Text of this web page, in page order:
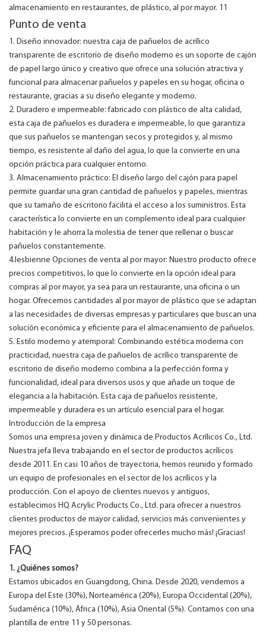
Punto de venta
1. Diseño innovador: nuestra caja de pañuelos de acrílico
transparente de escritorio de diseño moderno es un soporte de cajón
de papel largo único y creativo que ofrece una solución atractiva y
funcional para almacenar pañuelos y papeles en su hogar, oficina o
restaurante, gracias a su diseño elegante y moderno.
2. Duradero e impermeable: fabricado con plástico de alta calidad,
esta caja de pañuelos es duradera e impermeable, lo que garantiza
que sus pañuelos se mantengan secos y protegidos y, al mismo
tiempo, es resistente al daño del agua, lo que la convierte en una
opción práctica para cualquier entorno.
3. Almacenamiento práctico: El diseño largo del cajón para papel
permite guardar una gran cantidad de pañuelos y papeles, mientras
que su tamaño de escritorio facilita el acceso a los suministros. Esta
característica lo convierte en un complemento ideal para cualquier
habitación y le ahorra la molestia de tener que rellenar o buscar
pañuelos constantemente.
4.lesbienne Opciones de venta al por mayor: Nuestro producto ofrece
precios competitivos, lo que lo convierte en la opción ideal para
compras al por mayor, ya sea para un restaurante, una oficina o un
hogar. Ofrecemos cantidades al por mayor de plástico que se adaptan
a las necesidades de diversas empresas y particulares que buscan una
solución económica y eficiente para el almacenamiento de pañuelos.
5. Estilo moderno y atemporal: Combinando estética moderna con
practicidad, nuestra caja de pañuelos de acrílico transparente de
escritorio de diseño moderno combina a la perfección forma y
funcionalidad, ideal para diversos usos y que añade un toque de
elegancia a la habitación. Esta caja de pañuelos resistente,
impermeable y duradera es un artículo esencial para el hogar.
Introducción de la empresa
Somos una empresa joven y dinámica de Productos Acrílicos Co., Ltd.
Nuestra jefa lleva trabajando en el sector de productos acrílicos
desde 2011. En casi 10 años de trayectoria, hemos reunido y formado
un equipo de profesionales en el sector de los acrílicos y la
producción. Con el apoyo de clientes nuevos y antiguos,
establecimos HQ Acrylic Products Co., Ltd. para ofrecer a nuestros
clientes productos de mayor calidad, servicios más convenientes y
mejores precios. ¡Esperamos poder ofrecerles mucho más! ¡Gracias!
FAQ
1. ¿Quiénes somos?
Estamos ubicados en Guangdong, China. Desde 2020, vendemos a
Europa del Este (30%), Norteamérica (20%), Europa Occidental (20%),
Sudamérica (10%), África (10%), Asia Oriental (5%). Contamos con una
plantilla de entre 11 y 50 personas.